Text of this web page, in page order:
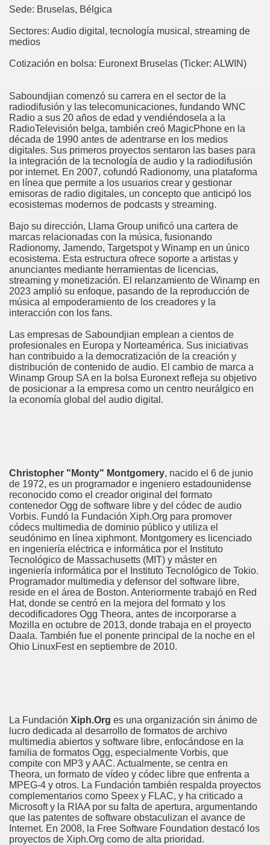
Sede: Bruselas, Bélgica
Sectores: Audio digital, tecnología musical, streaming de
medios
Cotización en bolsa: Euronext Bruselas (Ticker: ALWIN)
Saboundjian comenzó su carrera en el sector de la
radiodifusión y las telecomunicaciones, fundando WNC
Radio a sus 20 años de edad y vendiéndosela a la
RadioTelevisión belga, también creó MagicPhone en la
década de 1990 antes de adentrarse en los medios
digitales. Sus primeros proyectos sentaron las bases para
la integración de la tecnología de audio y la radiodifusión
por internet. En 2007, cofundó Radionomy, una plataforma
en línea que permite a los usuarios crear y gestionar
emisoras de radio digitales, un concepto que anticipó los
ecosistemas modernos de podcasts y streaming.
Bajo su dirección, Llama Group unificó una cartera de
marcas relacionadas con la música, fusionando
Radionomy, Jamendo, Targetspot y Winamp en un único
ecosistema. Esta estructura ofrece soporte a artistas y
anunciantes mediante herramientas de licencias,
streaming y monetización. El relanzamiento de Winamp en
2023 amplió su enfoque, pasando de la reproducción de
música al empoderamiento de los creadores y la
interacción con los fans.
Las empresas de Saboundjian emplean a cientos de
profesionales en Europa y Norteamérica. Sus iniciativas
han contribuido a la democratización de la creación y
distribución de contenido de audio. El cambio de marca a
Winamp Group SA en la bolsa Euronext refleja su objetivo
de posicionar a la empresa como un centro neurálgico en
la economía global del audio digital.
Christopher "Monty" Montgomery, nacido el 6 de junio
de 1972, es un programador e ingeniero estadounidense
reconocido como el creador original del formato
contenedor Ogg de software libre y del códec de audio
Vorbis. Fundó la Fundación Xiph.Org para promover
códecs multimedia de dominio público y utiliza el
seudónimo en línea xiphmont. Montgomery es licenciado
en ingeniería eléctrica e informática por el Instituto
Tecnológico de Massachusetts (MIT) y máster en
ingeniería informática por el Instituto Tecnológico de Tokio.
Programador multimedia y defensor del software libre,
reside en el área de Boston. Anteriormente trabajó en Red
Hat, donde se centró en la mejora del formato y los
decodificadores Ogg Theora, antes de incorporarse a
Mozilla en octubre de 2013, donde trabaja en el proyecto
Daala. También fue el ponente principal de la noche en el
Ohio LinuxFest en septiembre de 2010.
La Fundación Xiph.Org es una organización sin ánimo de
lucro dedicada al desarrollo de formatos de archivo
multimedia abiertos y software libre, enfocándose en la
familia de formatos Ogg, especialmente Vorbis, que
compite con MP3 y AAC. Actualmente, se centra en
Theora, un formato de vídeo y códec libre que enfrenta a
MPEG-4 y otros. La Fundación también respalda proyectos
complementarios como Speex y FLAC, y ha criticado a
Microsoft y la RIAA por su falta de apertura, argumentando
que las patentes de software obstaculizan el avance de
Internet. En 2008, la Free Software Foundation destacó los
proyectos de Xiph.Org como de alta prioridad.